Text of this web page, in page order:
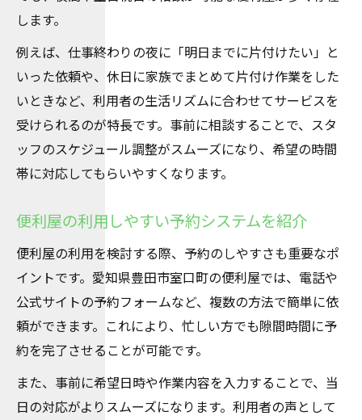
します。
例えば、仕事終わりの夜に「明日までに片付けたい」と
いった依頼や、休日に家族でまとめて片付け作業をした
いときなど、利用者の生活リズムに合わせてサービスを
受けられるのが特長です。事前に相談することで、スタ
ッフのスケジュール調整がスムーズになり、希望の時間
帯に対応してもらいやすくなります。
便利屋の利用しやすい予約システムを紹介
便利屋の利用を検討する際、予約のしやすさも重要なポ
イントです。愛知県豊田市室口町の便利屋では、電話や
公式サイトの予約フォームなど、複数の方法で簡単に依
頼ができます。これにより、忙しい方でも隙間時間に予
約を完了させることが可能です。
また、事前に希望日時や作業内容を入力することで、当
日の対応がよりスムーズになります。利用者の声として